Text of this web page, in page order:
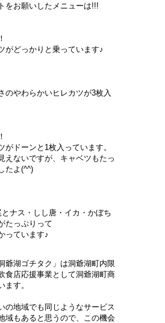
をお願いしたメニューは!!!
がどっかりと乗っています♪
のやわらかいヒレカツが3枚入
がドーンと1枚入っています。
えないですが、キャベツもたっ
たよ(^^)
ナス・しし唐・イカ・かぼち
たっぷりって
っています♪
爺湖ゴチタク」は洞爺湖町内限
食店応援事業として洞爺湖町商
ます。
の地域でも同じようなサービス
域もあると思うので、この機会